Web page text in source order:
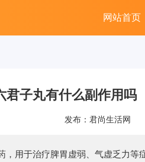
网站首页
君子丸有什么副作用吗
发布：君尚生活网
用于治疗脾胃虚弱、气虚乏力等